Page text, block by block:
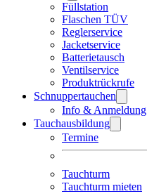
Füllstation
Flaschen TÜV
Reglerservice
Jacketservice
Batterietausch
Ventilservice
Produktrückrufe
Schnuppertauchen
Info & Anmeldung
Tauchausbildung
Termine
Tauchturm
Tauchturm mieten